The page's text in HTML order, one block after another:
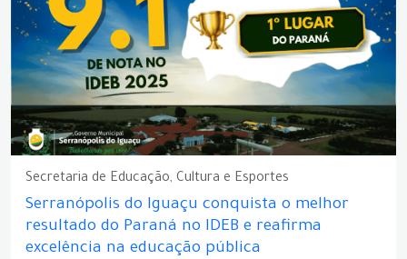
Secretaria de Educação, Cultura e Esportes
Serranópolis do Iguaçu conquista o melhor
resultado do Paraná no IDEB e reafirma
excelência na educação pública